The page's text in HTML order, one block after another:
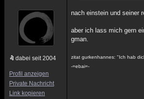
dabei seit 2004
Profil anzeigen
Private Nachricht
Link kopieren
nach einstein und seiner
aber ich lass mich gern
gman.
zitat gurkenhannes: "Ich hab
-=ebai=-